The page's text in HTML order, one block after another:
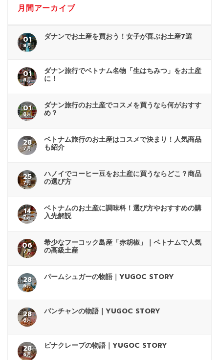
月間アーカイブ
01
8月
ダナンでお土産を買おう！女子が喜ぶお土産7選
01
8月
ダナン旅行でベトナム名物「生はちみつ」をお土産
に！
01
8月
ダナン旅行のお土産でコスメを買うなら何がおすす
め？
28
7月
ベトナム旅行のお土産はコスメで決まり！人気商品
も紹介
25
7月
ハノイでコーヒー豆をお土産に買うならどこ？商品
の選び方
14
7月
ベトナムのお土産に調味料！選び方やおすすめの購
入先解説
06
7月
希少なフーコック島産「赤胡椒」｜ベトナムで人気
の高級土産
28
6月
パームシュガーの物語｜YUGOC STORY
28
6月
バンチャンの物語｜YUGOC STORY
28
6月
ビナクレープの物語｜YUGOC STORY